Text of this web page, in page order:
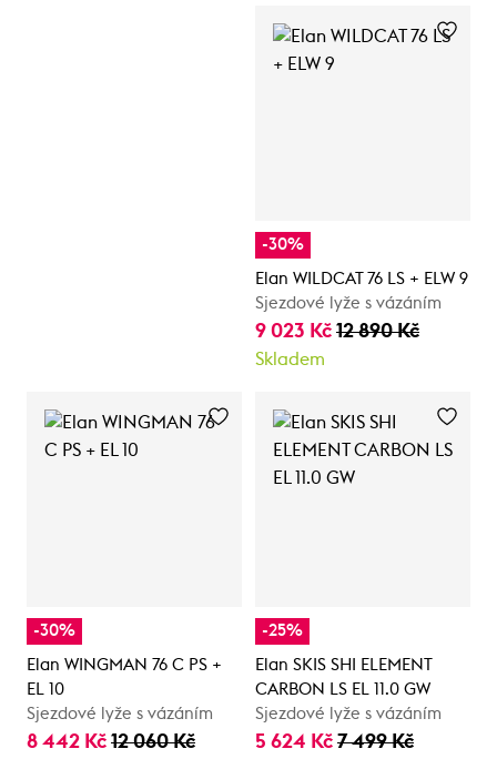
-30%
Elan WILDCAT 76 LS + ELW 9
Sjezdové lyže s vázáním
9 023 Kč 12 890 Kč
Skladem
-30%
Elan WINGMAN 76 C PS +
EL 10
Sjezdové lyže s vázáním
8 442 Kč 12 060 Kč
-25%
Elan SKIS SHI ELEMENT
CARBON LS EL 11.0 GW
Sjezdové lyže s vázáním
5 624 Kč 7 499 Kč